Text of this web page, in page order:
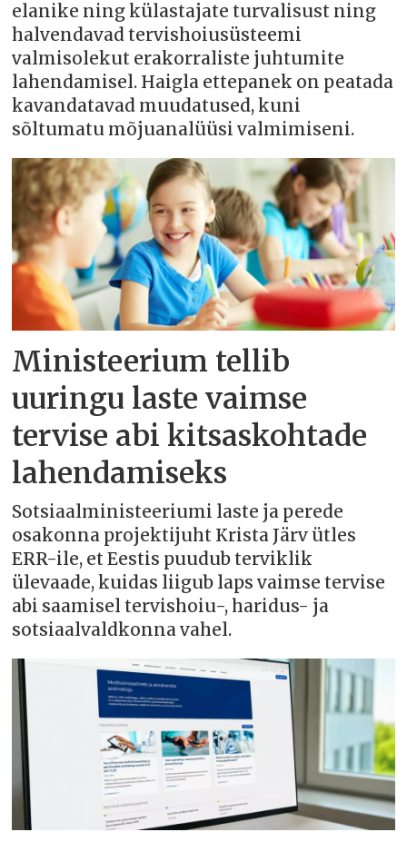
elanike ning külastajate turvalisust ning
halvendavad tervishoiusüsteemi
valmisolekut erakorraliste juhtumite
lahendamisel. Haigla ettepanek on peatada
kavandatavad muudatused, kuni
sõltumatu mõjuanalüüsi valmimiseni.
Ministeerium tellib
uuringu laste vaimse
tervise abi kitsaskohtade
lahendamiseks
Sotsiaalministeeriumi laste ja perede
osakonna projektijuht Krista Järv ütles
ERR-ile, et Eestis puudub terviklik
ülevaade, kuidas liigub laps vaimse tervise
abi saamisel tervishoiu-, haridus- ja
sotsiaalvaldkonna vahel.